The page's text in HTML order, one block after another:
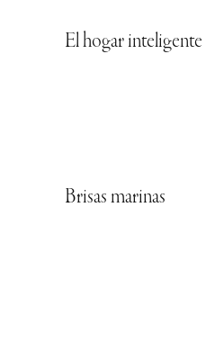
El hogar inteligente
Brisas marinas